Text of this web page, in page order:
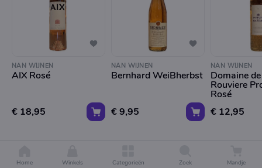
NAN WIJNEN
AIX Rosé
€ 18,95
NAN WIJNEN
Bernhard WeiBherbst
€ 9,95
NAN WIJNEN
Domaine
Rouviere
Rosé
€ 12,95
Home Winkels Categorieën Zoek Mandje